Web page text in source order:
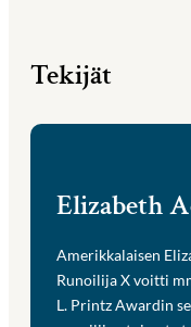
Tekijät
Elizabeth
Amerikkalaisen
Runoilija X voitti
L. Printz Awardin